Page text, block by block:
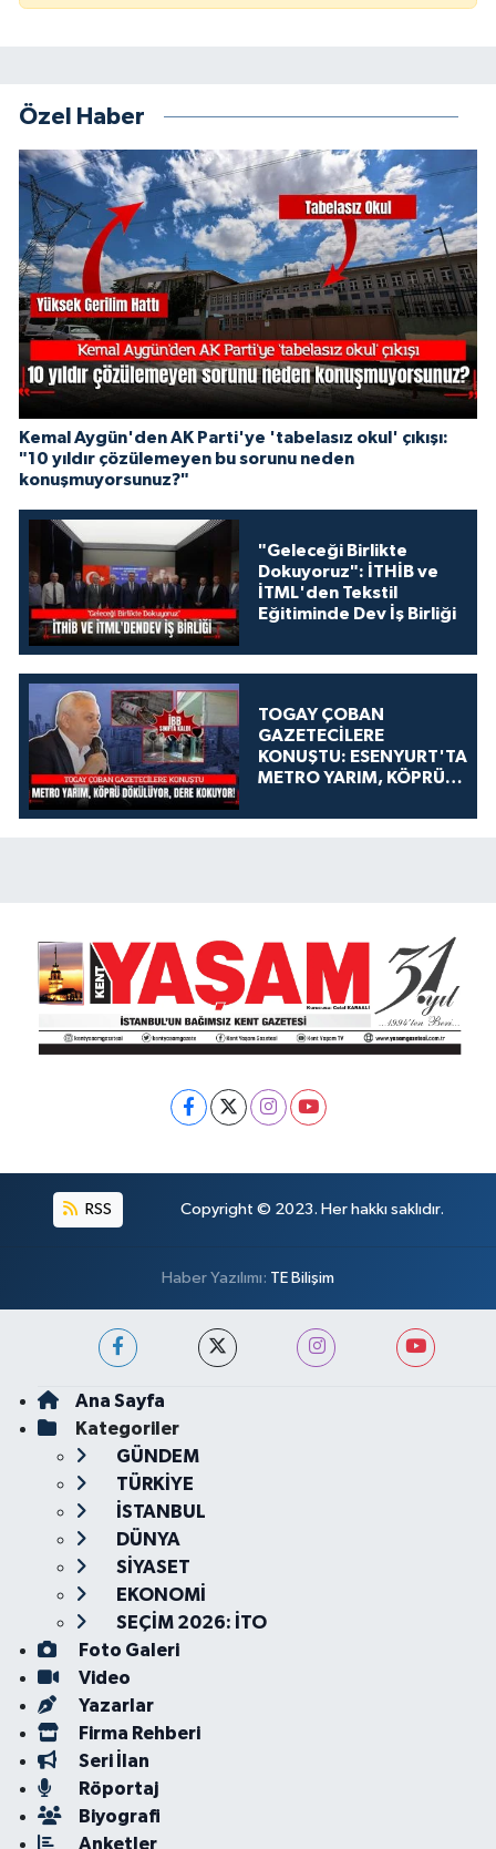
Özel Haber
Kemal Aygün'den AK Parti'ye 'tabelasız okul' çıkışı:
"10 yıldır çözülemeyen bu sorunu neden
konuşmuyorsunuz?"
"Geleceği Birlikte
Dokuyoruz": İTHİB ve
İTML'den Tekstil
Eğitiminde Dev İş Birliği
TOGAY ÇOBAN
GAZETECİLERE
KONUŞTU: ESENYURT'TA
METRO YARIM, KÖPRÜ
KOKUYOR!
RSS Copyright © 2023. Her hakkı saklıdır.
Haber Yazılımı: TE Bilişim
Ana Sayfa
Kategoriler
GÜNDEM
TÜRKİYE
İSTANBUL
DÜNYA
SİYASET
EKONOMİ
SEÇİM 2026: İTO
Foto Galeri
Video
Yazarlar
Firma Rehberi
Seri İlan
Röportaj
Biyografi
Anketler